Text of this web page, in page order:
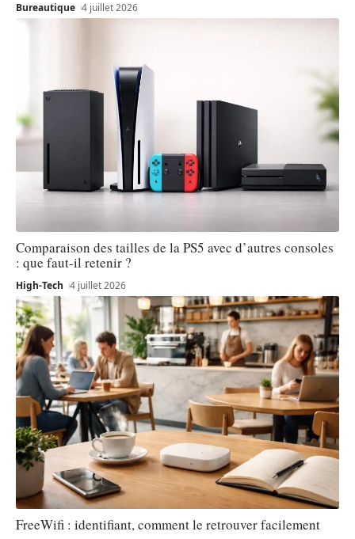
Bureautique 4 juillet 2026
Comparaison des tailles de la PS5 avec d’autres consoles
: que faut-il retenir ?
High-Tech 4 juillet 2026
FreeWifi : identifiant, comment le retrouver facilement